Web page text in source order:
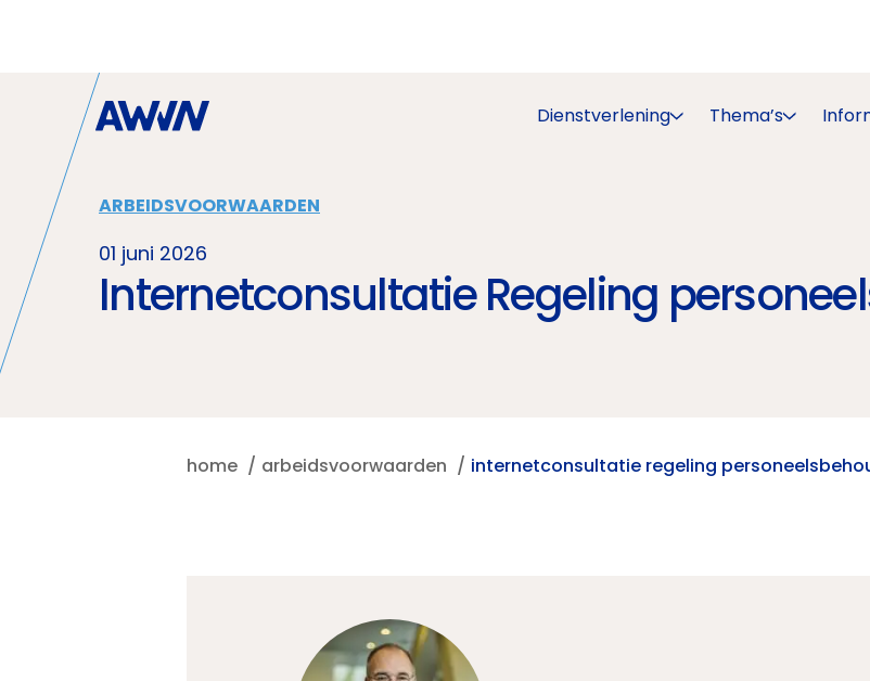
Dienstverlening Thema’s
ARBEIDSVOORWAARDEN
01 juni 2026
Internetconsultatie Regeling
home arbeidsvoorwaarden internetconsultatie regeling